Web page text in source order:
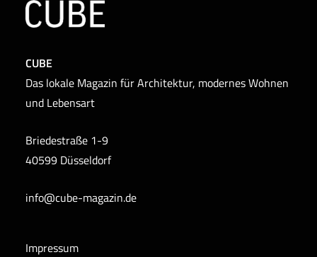
CUBE
Das lokale Magazin für Architektur, modernes Wohnen
und Lebensart
Briedestraße 1-9
40599 Düsseldorf
info@cube-magazin.de
Impressum